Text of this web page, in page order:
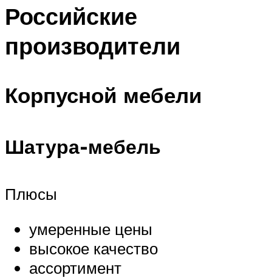
Российские
производители
Корпусной мебели
Шатура-мебель
Плюсы
умеренные цены
высокое качество
ассортимент